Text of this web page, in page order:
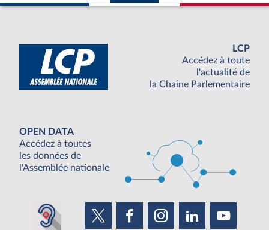
LCP
Accédez à toute
l'actualité de
la Chaine Parlementaire
OPEN DATA
Accédez à toutes
les données de
l'Assemblée nationale